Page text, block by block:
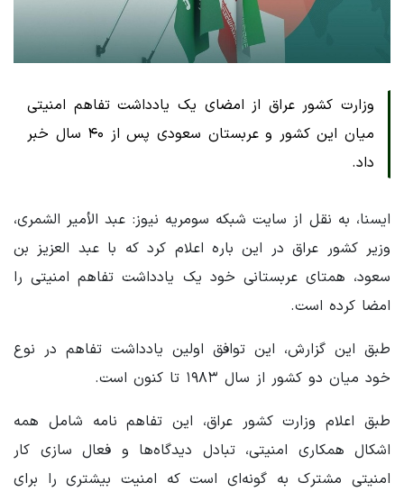
وزارت کشور عراق از امضای یک یادداشت تفاهم امنیتی
میان این کشور و عربستان سعودی پس از ۴۰ سال خبر
داد.
ایسنا، به نقل از سایت شبکه سومریه نیوز: عبد الأمیر الشمری،
وزیر کشور عراق در این باره اعلام کرد که با عبد العزیز بن
سعود، همتای عربستانی خود یک یادداشت تفاهم امنیتی را
امضا کرده است.
طبق این گزارش، این توافق اولین یادداشت تفاهم در نوع
خود میان دو کشور از سال ۱۹۸۳ تا کنون است.
طبق اعلام وزارت کشور عراق، این تفاهم نامه شامل همه
اشکال همکاری امنیتی، تبادل دیدگاه‌ها و فعال سازی کار
امنیتی مشترک به گونه‌ای است که امنیت بیشتری را برای